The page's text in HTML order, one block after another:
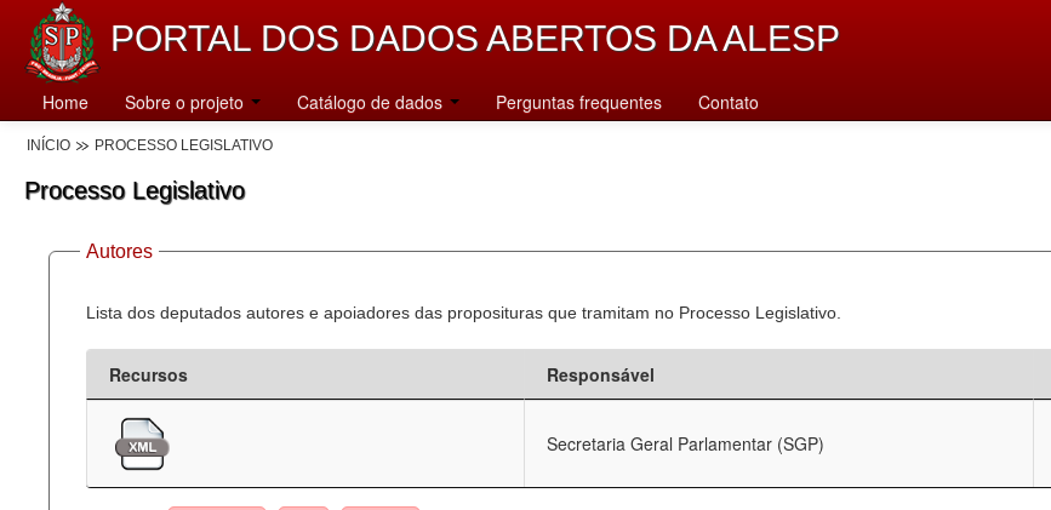
PORTAL DOS DADOS ABERTOS DA ALESP
Home Sobre o projeto Catálogo de dados Perguntas frequentes Contato
INÍCIO PROCESSO LEGISLATIVO
Processo Legislativo
Autores
Lista dos deputados autores e apoiadores das proposituras que tramitam no Processo Legislativo.
Recursos Responsável
Secretaria Geral Parlamentar (SGP)